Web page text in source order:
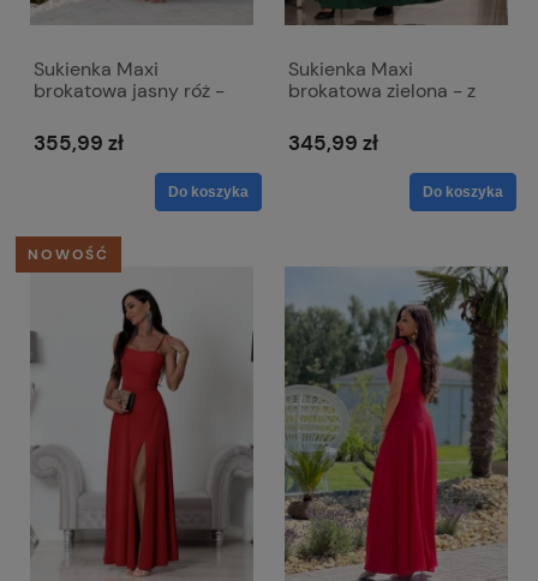
Sukienka Maxi
brokatowa jasny róż -
ramionami - Salma
355,99 zł
Do koszyka
Sukienka Maxi
brokatowa zielona - z
345,99 zł
Do koszyka
NOWOŚĆ